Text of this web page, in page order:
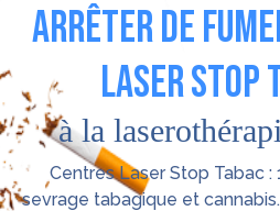
ARRÊTER DE
LASER STOP
à la
Centres Laser Stop Tabac :
sevrage tabagique et